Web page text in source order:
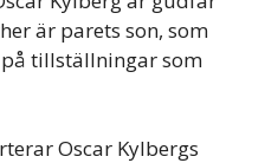
är parets son, som
tillställningar som
Oscar Kylbergs